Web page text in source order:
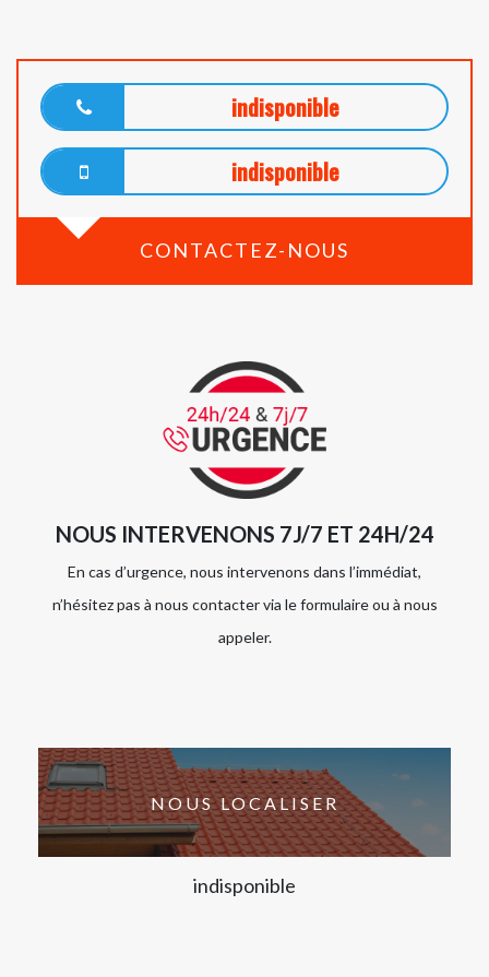
indisponible
indisponible
CONTACTEZ-NOUS
NOUS INTERVENONS 7J/7 ET 24H/24
En cas d’urgence, nous intervenons dans l’immédiat,
n’hésitez pas à nous contacter via le formulaire ou à nous
appeler.
NOUS LOCALISER
indisponible